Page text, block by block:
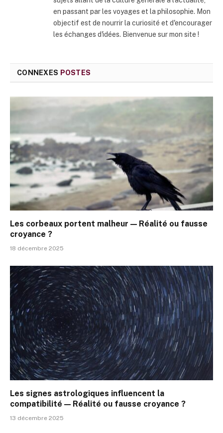
en passant par les voyages et la philosophie. Mon
objectif est de nourrir la curiosité et d'encourager
les échanges d'idées. Bienvenue sur mon site !
CONNEXES POSTES
Les corbeaux portent malheur — Réalité ou fausse
croyance ?
18 décembre 2025
Les signes astrologiques influencent la
compatibilité — Réalité ou fausse croyance ?
13 décembre 2025